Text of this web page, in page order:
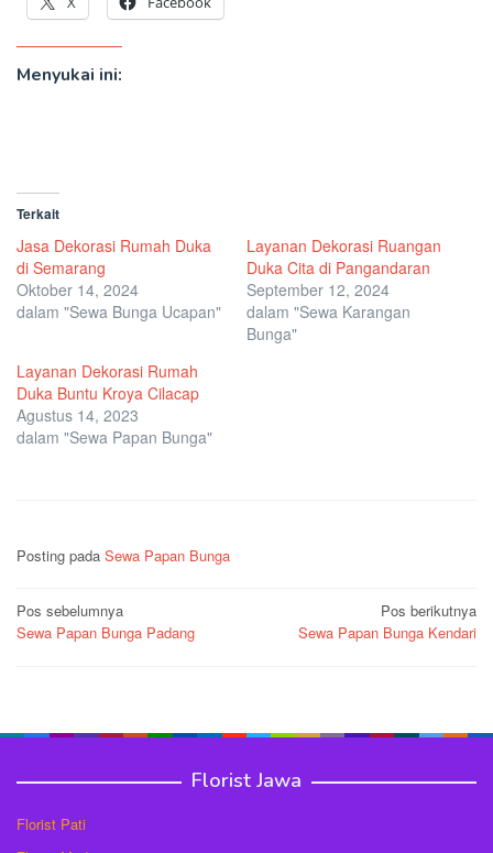
Menyukai ini:
Terkait
Jasa Dekorasi Rumah Duka
di Semarang
Oktober 14, 2024
dalam "Sewa Bunga Ucapan"
Layanan Dekorasi Ruangan
Duka Cita di Pangandaran
September 12, 2024
dalam "Sewa Karangan
Bunga"
Layanan Dekorasi Rumah
Duka Buntu Kroya Cilacap
Agustus 14, 2023
dalam "Sewa Papan Bunga"
Posting pada Sewa Papan Bunga
Navigasi
pos
Pos sebelumnya
Sewa Papan Bunga Padang
Pos berikutnya
Sewa Papan Bunga Kendari
Florist Jawa
Florist Pati